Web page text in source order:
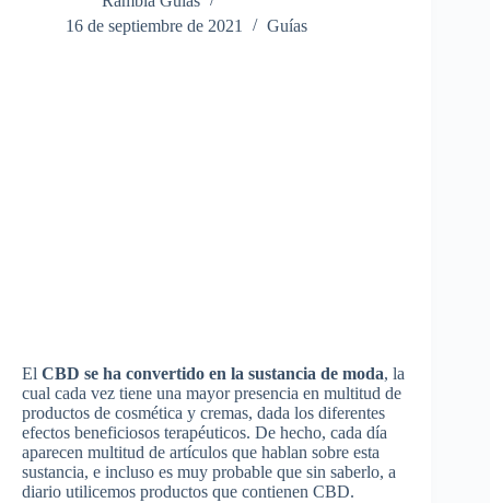
16 de septiembre de 2021
Guías
El CBD se ha convertido en la sustancia de moda, la
cual cada vez tiene una mayor presencia en multitud de
productos de cosmética y cremas, dada los diferentes
efectos beneficiosos terapéuticos. De hecho, cada día
aparecen multitud de artículos que hablan sobre esta
sustancia, e incluso es muy probable que sin saberlo, a
diario utilicemos productos que contienen CBD.